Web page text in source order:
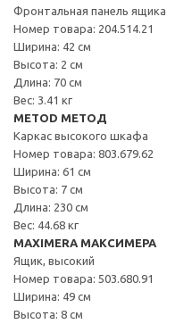
Фронтальная панель ящика
Номер товара: 204.514.21
Ширина: 42 см
Высота: 2 см
Длина: 70 см
Вес: 3.41 кг
METOD МЕТОД
Каркас высокого шкафа
Номер товара: 803.679.62
Ширина: 61 см
Высота: 7 см
Длина: 230 см
Вес: 44.68 кг
MAXIMERA МАКСИМЕРА
Ящик, высокий
Номер товара: 503.680.91
Ширина: 49 см
Высота: 8 см